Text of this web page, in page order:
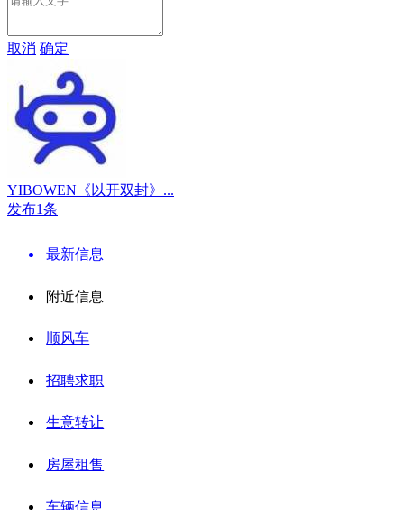
取消 确定
YIBOWEN《以开双封》...
发布1条
最新信息
附近信息
顺风车
招聘求职
生意转让
房屋租售
车辆信息